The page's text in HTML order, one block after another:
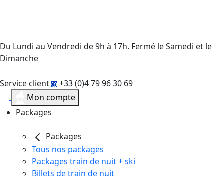
Du Lundi au Vendredi de 9h à 17h. Fermé le Samedi et le
Dimanche
Service client
+33 (0)4 79 96 30 69
Mon compte
Packages
Packages
Tous nos packages
Packages train de nuit + ski
Billets de train de nuit